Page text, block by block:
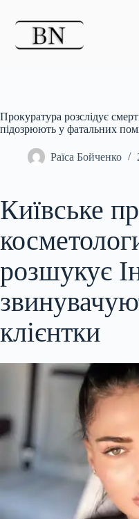
Прокуратура розслідує
підозрюють у фатальних
Раїса Бойченко
Київське
розшукує
клієнтки